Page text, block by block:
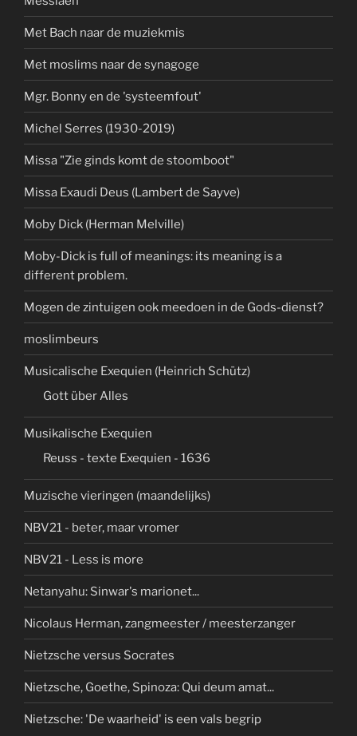
Met Bach naar de muziekmis
Met moslims naar de synagoge
Mgr. Bonny en de 'systeemfout'
Michel Serres (1930-2019)
Missa "Zie ginds komt de stoomboot"
Missa Exaudi Deus (Lambert de Sayve)
Moby Dick (Herman Melville)
Moby-Dick is full of meanings: its meaning is a
different problem.
Mogen de zintuigen ook meedoen in de Gods-dienst?
moslimbeurs
Musicalische Exequien (Heinrich Schütz)
Gott über Alles
Musikalische Exequien
Reuss - texte Exequien - 1636
Muzische vieringen (maandelijks)
NBV21 - beter, maar vromer
NBV21 - Less is more
Netanyahu: Sinwar's marionet...
Nicolaus Herman, zangmeester / meesterzanger
Nietzsche versus Socrates
Nietzsche, Goethe, Spinoza: Qui deum amat...
Nietzsche: 'De waarheid' is een vals begrip